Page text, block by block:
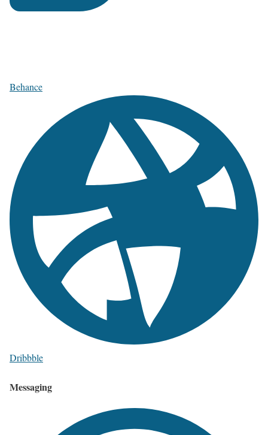
Behance
Dribbble
Messaging